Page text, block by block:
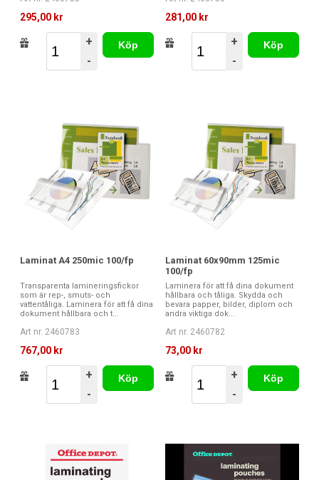
295,00 kr
+
-
Köp
281,00 kr
+
-
Köp
Laminat A4 250mic 100/fp
Transparenta lamineringsfickor
som är rep-, smuts- och
vattentåliga. Laminera för att få dina
dokument hållbara och t...
Art nr. 2460783
767,00 kr
+
-
Köp
Laminat 60x90mm 125mic
100/fp
Laminera för att få dina dokument
hållbara och tåliga. Skydda och
bevara papper, bilder, diplom och
andra viktiga dok...
Art nr. 2460782
73,00 kr
+
-
Köp